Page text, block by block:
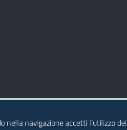
nella navigazione accetti l’utilizzo dei